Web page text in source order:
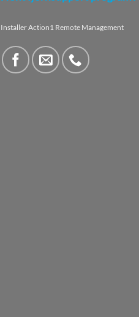
Installer Action1 Remote Management